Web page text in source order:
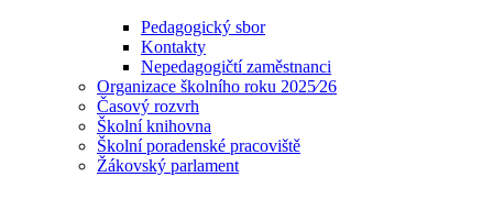
Pedagogický sbor
Kontakty
Nepedagogičtí zaměstnanci
Organizace školního roku 2025⁄26
Časový rozvrh
Školní knihovna
Školní poradenské pracoviště
Žákovský parlament